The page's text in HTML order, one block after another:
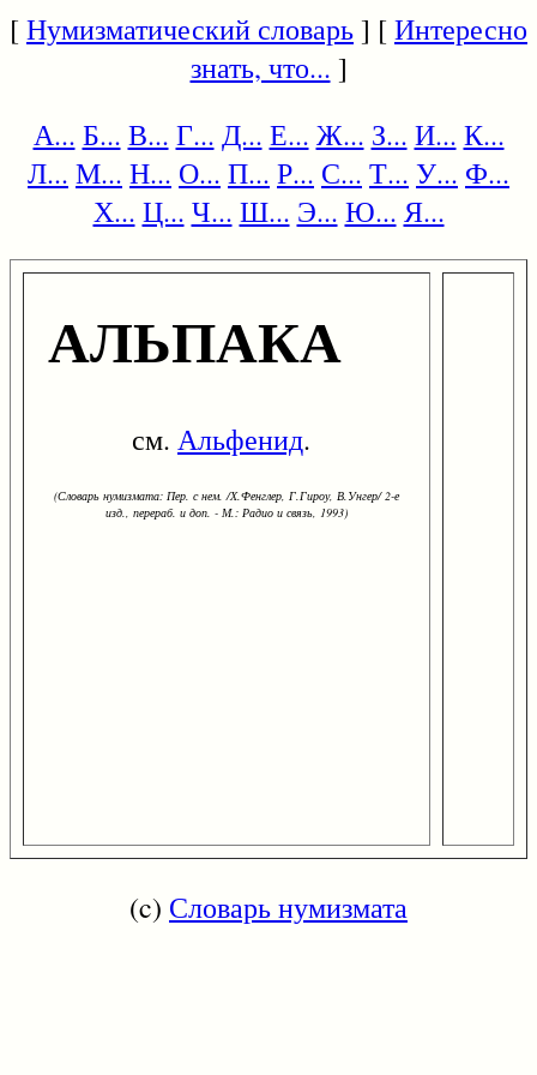
[Нумизматический словарь] [Интересно
знать, что... ]
А... Б... В... Г... Д... Е... Ж... З... И... К...
Л... М... Н... О... П... Р... С... Т... У... Ф...
Х... Ц... Ч... Ш... Э... Ю... Я...
АЛЬПАКА
см. Альфенид.
(Словарь нумизмата: Пер. с нем. /Х.Фенглер, Г.Гироу, В.Унгер/ 2-е
изд., перераб. и доп. - М.: Радио и связь, 1993)
(c) Словарь нумизмата